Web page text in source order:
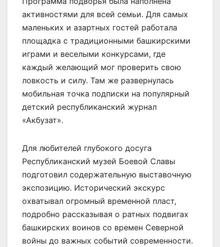
активностями для всей семьи. Для самых
маленьких и азартных гостей работала
площадка с традиционными башкирскими
играми и веселыми конкурсами, где
каждый желающий мог проверить свою
ловкость и силу. Там же развернулась
мобильная точка подписки на популярный
детский республиканский журнал
«Акбузат».
Для любителей глубокого досуга
Республиканский музей Боевой Славы
подготовил содержательную выставочную
экспозицию. Исторический экскурс
охватывал огромный временной пласт,
подробно рассказывая о ратных подвигах
башкирских воинов со времен Северной
войны до важных событий современности.